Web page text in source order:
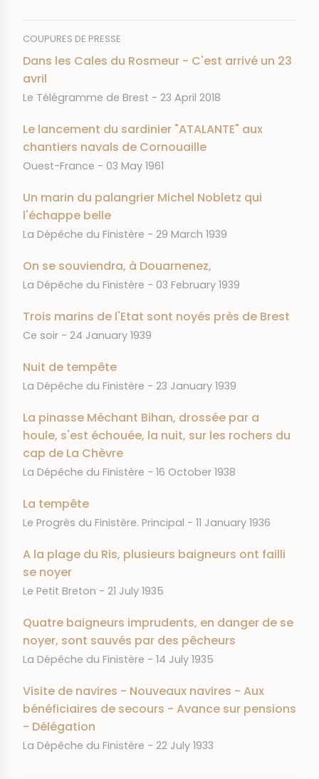
COUPURES DE PRESSE
Dans les Cales du Rosmeur - C'est arrivé un 23
avril
JOURNAL
Le Télégramme de Brest DATE
23 April 2018
Le lancement du sardinier "ATALANTE" aux
chantiers navals de Cornouaille
JOURNAL
Ouest-France DATE
03 May 1961
Un marin du palangrier Michel Nobletz qui
l'échappe belle
JOURNAL
La Dépêche du Finistère DATE
29 March 1939
On se souviendra, à Douarnenez,
JOURNAL
La Dépêche du Finistère DATE
03 February 1939
Trois marins de l'Etat sont noyés près de Brest
JOURNAL
Ce soir DATE
24 January 1939
Nuit de tempête
JOURNAL
La Dépêche du Finistère DATE
23 January 1939
La pinasse Méchant Bihan, drossée par a
houle, s'est échouée, la nuit, sur les rochers du
cap de La Chèvre
JOURNAL
La Dépêche du Finistère DATE
16 October 1938
La tempête
JOURNAL
Le Progrès du Finistère. Principal DATE
11 January 1936
A la plage du Ris, plusieurs baigneurs ont failli
se noyer
JOURNAL
Le Petit Breton DATE
21 July 1935
Quatre baigneurs imprudents, en danger de se
noyer, sont sauvés par des pêcheurs
JOURNAL
La Dépêche du Finistère DATE
14 July 1935
Visite de navires - Nouveaux navires - Aux
bénéficiaires de secours - Avance sur pensions
- Délégation
JOURNAL
La Dépêche du Finistère DATE
22 July 1933